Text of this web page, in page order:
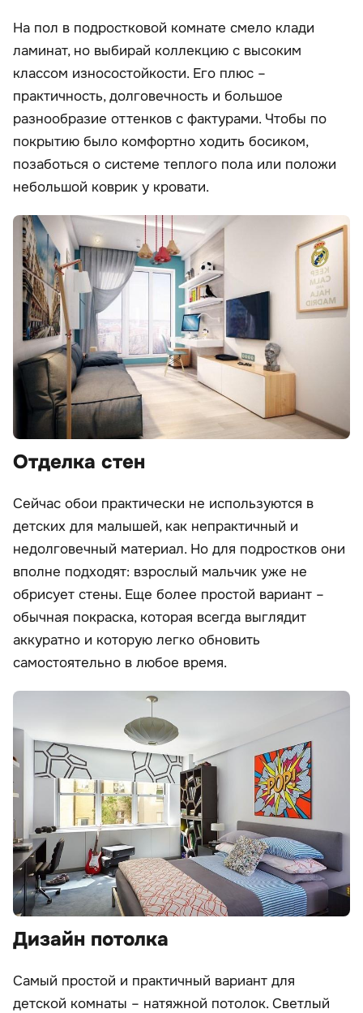
На пол в подростковой комнате смело клади
ламинат, но выбирай коллекцию с высоким
классом износостойкости. Его плюс –
практичность, долговечность и большое
разнообразие оттенков с фактурами. Чтобы по
покрытию было комфортно ходить босиком,
позаботься о системе теплого пола или положи
небольшой коврик у кровати.
Отделка стен
Сейчас обои практически не используются в
детских для малышей, как непрактичный и
недолговечный материал. Но для подростков они
вполне подходят: взрослый мальчик уже не
обрисует стены. Еще более простой вариант –
обычная покраска, которая всегда выглядит
аккуратно и которую легко обновить
самостоятельно в любое время.
Дизайн потолка
Самый простой и практичный вариант для
детской комнаты – натяжной потолок. Светлый